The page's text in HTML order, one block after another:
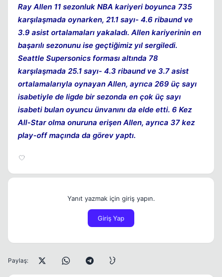
Ray Allen 11 sezonluk NBA kariyeri boyunca 735
karşılaşmada oynarken, 21.1 sayı- 4.6 ribaund ve
3.9 asist ortalamaları yakaladı. Allen kariyerinin en
başarılı sezonunu ise geçtiğimiz yıl sergiledi.
Seattle Supersonics forması altında 78
karşılaşmada 25.1 sayı- 4.3 ribaund ve 3.7 asist
ortalamalarıyla oynayan Allen, ayrıca 269 üç sayı
isabetiyle de ligde bir sezonda en çok üç sayı
isabeti bulan oyuncu ünvanını da elde etti. 6 Kez
All-Star olma onuruna erişen Allen, ayrıca 37 kez
play-off maçında da görev yaptı.
Yanıt yazmak için giriş yapın.
Giriş Yap
Paylaş: